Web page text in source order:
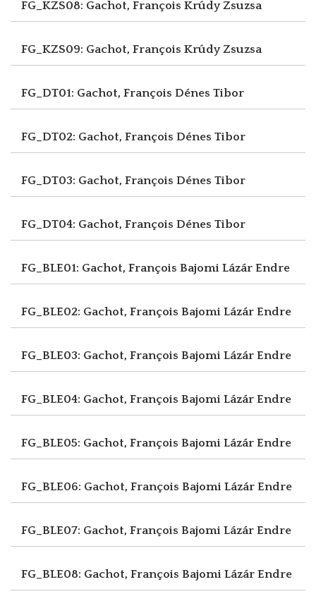
FG_KZS08: Gachot, François Krúdy Zsuzsa
FG_KZS09: Gachot, François Krúdy Zsuzsa
FG_DT01: Gachot, François Dénes Tibor
FG_DT02: Gachot, François Dénes Tibor
FG_DT03: Gachot, François Dénes Tibor
FG_DT04: Gachot, François Dénes Tibor
FG_BLE01: Gachot, François Bajomi Lázár Endre
FG_BLE02: Gachot, François Bajomi Lázár Endre
FG_BLE03: Gachot, François Bajomi Lázár Endre
FG_BLE04: Gachot, François Bajomi Lázár Endre
FG_BLE05: Gachot, François Bajomi Lázár Endre
FG_BLE06: Gachot, François Bajomi Lázár Endre
FG_BLE07: Gachot, François Bajomi Lázár Endre
FG_BLE08: Gachot, François Bajomi Lázár Endre